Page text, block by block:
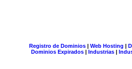
Registro de Dominios| Web Hosting |
Dominios Expirados | Industrias |